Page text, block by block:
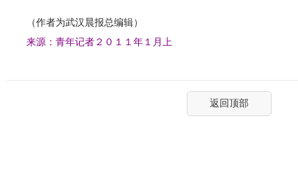
（作者为武汉晨报总编辑）
来源：青年记者２０１１年１月上
返回顶部